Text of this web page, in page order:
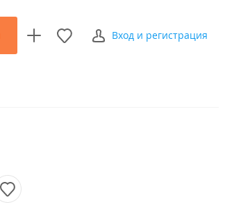
Вход и регистрация